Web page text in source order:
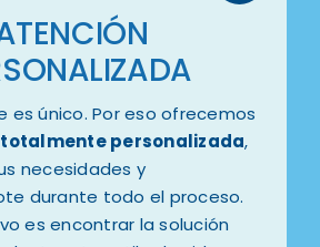
es único. Por eso ofrecemos
personalizada,
necesidades y
durante todo el proceso.
es encontrar la solución